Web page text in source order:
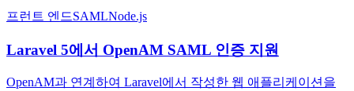
프런트 엔드SAMLNode.js
Laravel 5에서 OpenAM SAML 인증 지원
OpenAM과 연계하여 Laravel에서 작성한 웹 애플리케이션을